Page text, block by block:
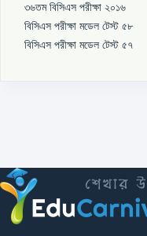
৩৬তম বিসিএস পরীক্ষা ২০১৬
বিসিএস পরীক্ষা মডেল টেস্ট ৫৮
বিসিএস পরীক্ষা মডেল টেস্ট ৫৭